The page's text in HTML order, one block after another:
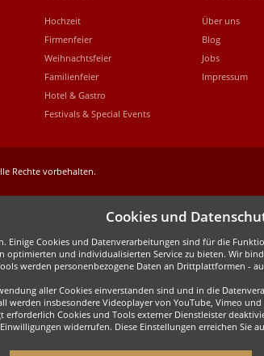
Hochzeit
Firmenfeier
Weihnachtsfeier
Familienfeier
Hotel & Gastro
Festivals & Special Events
Über uns
Blog
Jobs
Impressum
Rechte vorbehalten.
Cookies und
Einige Cookies und Datenverarbeitungen sind für die
optimierten und individualisierten Service zu bieten. Wir
werden personenbezogene Daten an Drittplattformen -
aller Cookies einverstanden sind und in die
werden insbesondere Videoplayer von YouTube, Vimeo
Cookies und Tools externer Dienstleister
widerrufen. Diese Einstellungen erreichen Sie